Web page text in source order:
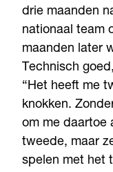
drie maanden
nationaal team
maanden later
Technisch
“Het heeft me
knokken.
om me daartoe
tweede, maar
spelen met het